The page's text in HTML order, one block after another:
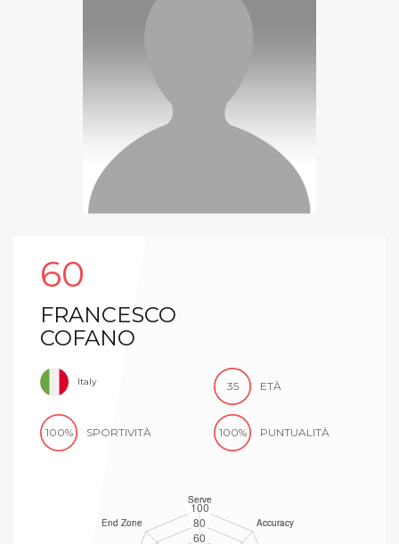
60
FRANCESCO
COFANO
Italy 35 ETÀ
100% SPORTIVITÀ 100% PUNTUALITÀ